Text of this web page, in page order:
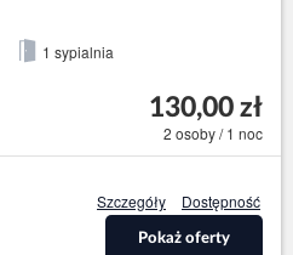
1 sypialnia
130,00 zł
2 osoby / 1 noc
Szczegóły Dostępność
Pokaż oferty